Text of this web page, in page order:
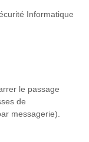
Informatique
le passage
de
messagerie).